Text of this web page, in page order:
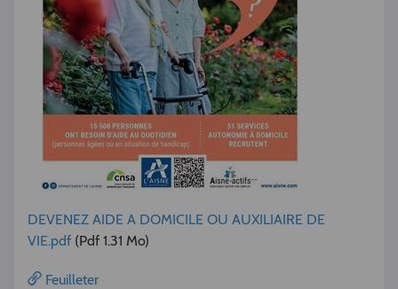
DEVENEZ AIDE A DOMICILE OU AUXILIAIRE DE
VIE.pdf (Pdf 1.31 Mo)
Feuilleter